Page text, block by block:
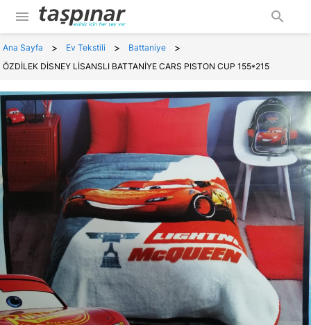
menu search
Ana Sayfa > Ev Tekstili > Battaniye >
ÖZDİLEK DİSNEY LİSANSLI BATTANİYE CARS PISTON CUP 155*215